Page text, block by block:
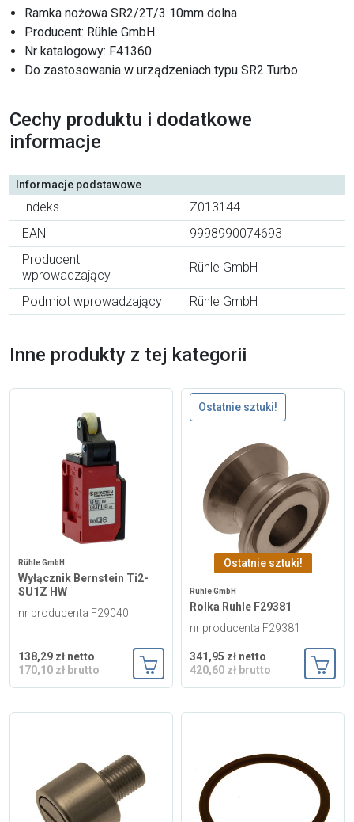
urządzeń dla przetwórstwa
mięsnego
Ramka nożowa SR2/2T/3 10mm dolna
Producent: Rühle GmbH
Nr katalogowy: F41360
Do zastosowania w urządzeniach typu SR2 Turbo
Cechy produktu i dodatkowe
informacje
Informacje podstawowe
Indeks
Z013144
EAN
9998990074693
Producent
wprowadzający
Rühle GmbH
Podmiot wprowadzający Rühle GmbH
Inne produkty z tej kategorii
Rühle GmbH
Wyłącznik Bernstein Ti2-
SU1Z HW
nr producenta F29040
138,29 zł netto
170,10 zł brutto
Dodaj do koszyka
Ostatnie sztuki!
Ostatnie sztuki!
Rühle GmbH
Rolka Ruhle F29381
nr producenta F29381
341,95 zł netto
420,60 zł brutto